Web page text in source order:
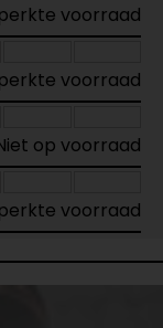
voorraad
voorraad
op voorraad
voorraad